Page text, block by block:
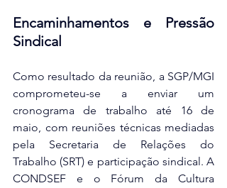
Encaminhamentos e Pressão
Sindical
Como resultado da reunião, a SGP/MGI
comprometeu-se a enviar um
cronograma de trabalho até 16 de
maio, com reuniões técnicas mediadas
pela Secretaria de Relações do
Trabalho (SRT) e participação sindical. A
CONDSEF e o Fórum da Cultura